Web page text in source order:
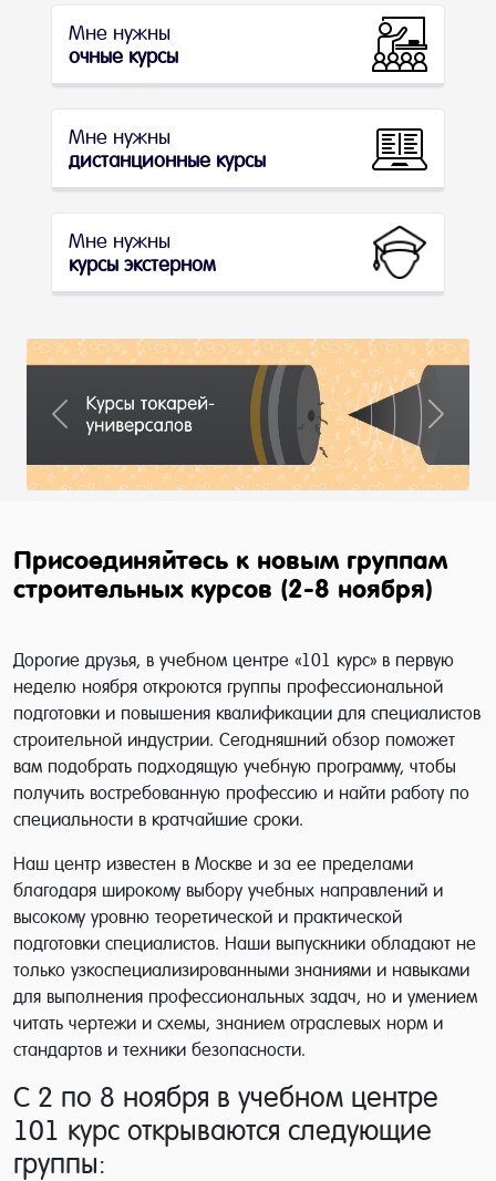
Мне нужны
очные курсы
Мне нужны
дистанционные курсы
Мне нужны
курсы экстерном
Previous Next
Присоединяйтесь к новым группам
строительных курсов (2-8 ноября)
Дорогие друзья, в учебном центре «101 курс» в первую
неделю ноября откроются группы профессиональной
подготовки и повышения квалификации для специалистов
строительной индустрии. Сегодняшний обзор поможет
вам подобрать подходящую учебную программу, чтобы
получить востребованную профессию и найти работу по
специальности в кратчайшие сроки.
Наш центр известен в Москве и за ее пределами
благодаря широкому выбору учебных направлений и
высокому уровню теоретической и практической
подготовки специалистов. Наши выпускники обладают не
только узкоспециализированными знаниями и навыками
для выполнения профессиональных задач, но и умением
читать чертежи и схемы, знанием отраслевых норм и
стандартов и техники безопасности.
С 2 по 8 ноября в учебном центре
101 курс открываются следующие
группы: